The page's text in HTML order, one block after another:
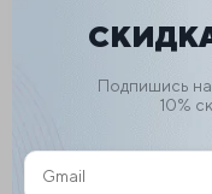
Тонкий дизайн
Подпишись
10%